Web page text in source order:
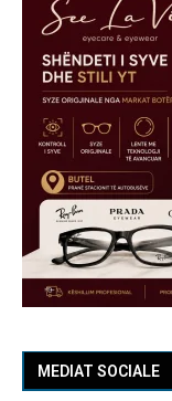
MEDIAT SOCIALE